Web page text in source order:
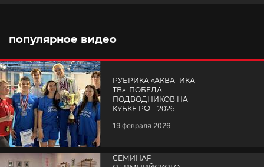
популярное видео
РУБРИКА «АКВАТИКА-
TВ». ПОБЕДА
ПОДВОДНИКОВ НА
КУБКЕ РФ – 2026
19 февраля 2026
СЕМИНАР